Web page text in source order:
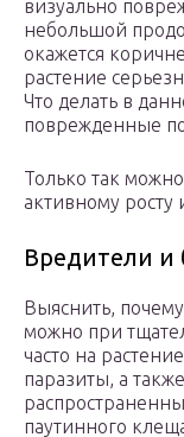
визуально
небольшой
окажется
растение
Что делать в
поврежденные
Только так
активному
Вредители и
Выяснить,
можно при
часто на
паразиты, а
паутинного